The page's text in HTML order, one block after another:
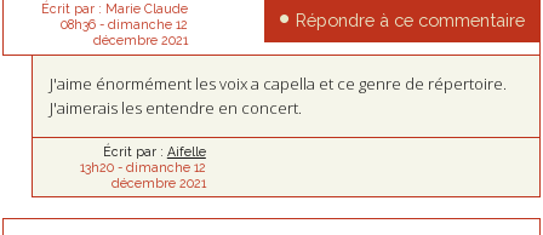
Écrit par : Marie Claude
08h36- dimanche 12
décembre 2021
Répondre à ce commentaire
J'aime énormément les voix a capella et ce genre de répertoire.
J'aimerais les entendre en concert.
Écrit par : Aifelle
13h20- dimanche 12
décembre 2021